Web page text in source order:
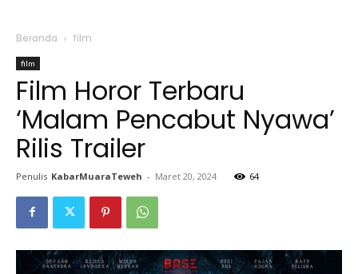
Beranda film
film
Film Horor Terbaru
‘Malam Pencabut Nyawa’
Rilis Trailer
Penulis KabarMuaraTeweh - Maret 20, 2024 64